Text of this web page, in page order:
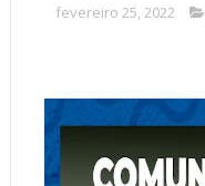
fevereiro 25, 2022